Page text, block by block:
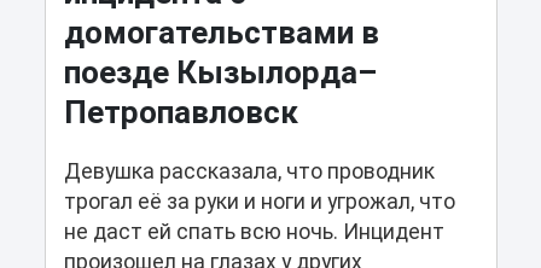
домогательствами в
поезде Кызылорда–
Петропавловск
Девушка рассказала, что проводник
трогал её за руки и ноги и угрожал, что
не даст ей спать всю ночь. Инцидент
произошел на глазах у других